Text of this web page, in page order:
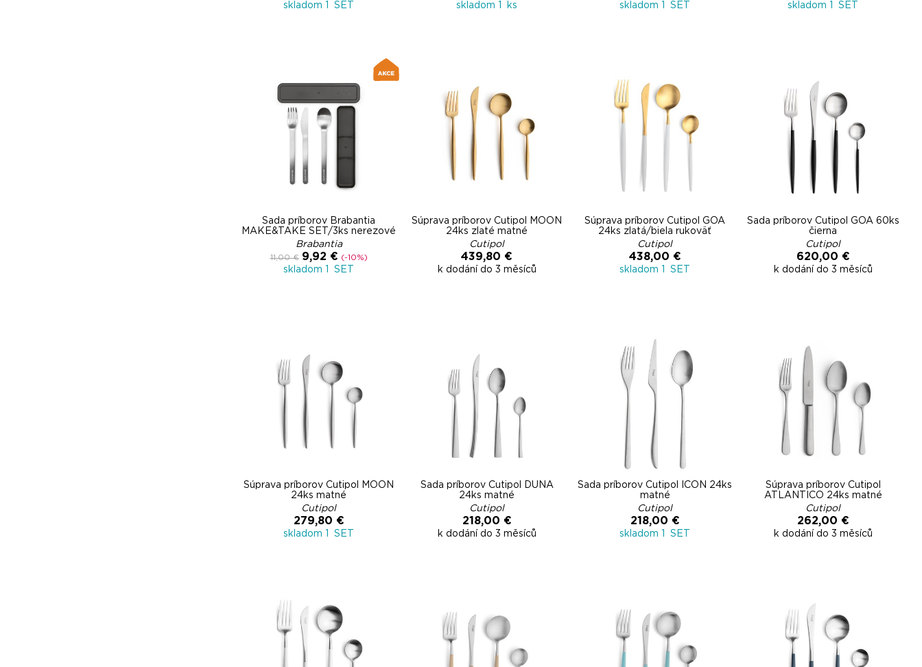
skladom 1 SET skladom 1 ks skladom 1 SET skladom 1 SET
Sada príborov Brabantia
MAKE&TAKE SET/3ks nerezové
Brabantia
11,00 € 9,92 € (-10%)
skladom 1 SET
Súprava príborov Cutipol MOON
24ks zlaté matné
Cutipol
439,80 €
k dodání do 3 měsíců
Súprava príborov Cutipol GOA
24ks zlatá/biela rukoväť
Cutipol
438,00 €
skladom 1 SET
Sada príborov Cutipol GOA 60ks
čierna
Cutipol
620,00 €
k dodání do 3 měsíců
Súprava príborov Cutipol MOON
24ks matné
Cutipol
279,80 €
skladom 1 SET
Sada príborov Cutipol DUNA
24ks matné
Cutipol
218,00 €
k dodání do 3 měsíců
Sada príborov Cutipol ICON 24ks
matné
Cutipol
218,00 €
skladom 1 SET
Súprava príborov Cutipol
ATLANTICO 24ks matné
Cutipol
262,00 €
k dodání do 3 měsíců